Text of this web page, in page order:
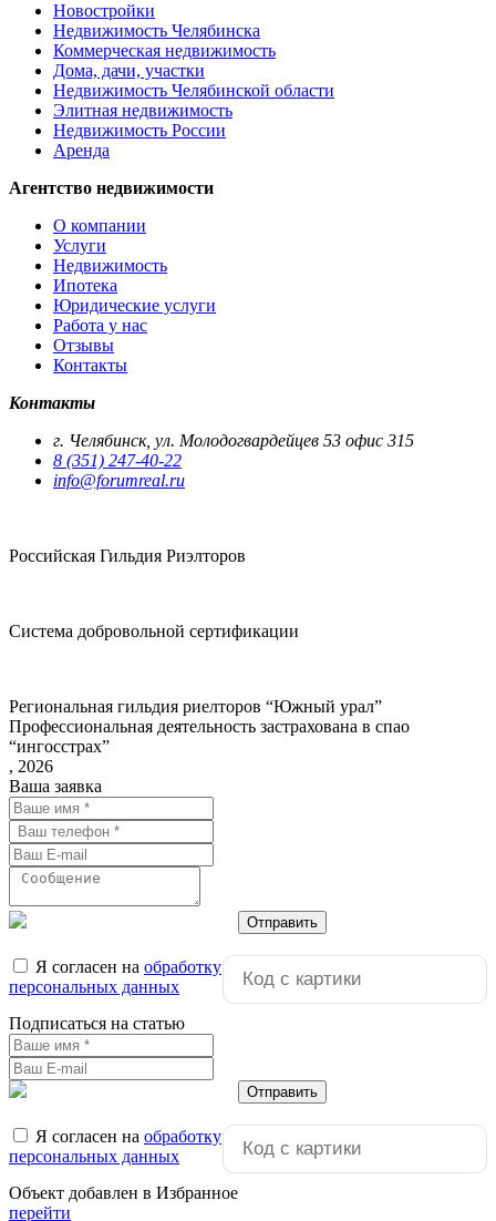
Новостройки
Недвижимость Челябинска
Коммерческая недвижимость
Дома, дачи, участки
Недвижимость Челябинской области
Элитная недвижимость
Недвижимость России
Аренда
Агентство недвижимости
О компании
Услуги
Недвижимость
Ипотека
Юридические услуги
Работа у нас
Отзывы
Контакты
Контакты
г. Челябинск, ул. Молодогвардейцев 53 офис 315
8 (351) 247-40-22
info@forumreal.ru
Российская Гильдия Риэлторов
Система добровольной сертификации
Региональная гильдия риелторов “Южный урал”
Профессиональная деятельность застрахована в спао
“ингосстрах”
, 2026
Ваша заявка
Отправить
Я согласен на обработку
персональных данных
Подписаться на статью
Отправить
Я согласен на обработку
персональных данных
Объект добавлен в Избранное
перейти